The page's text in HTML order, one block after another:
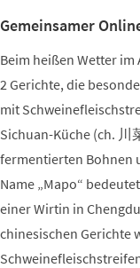
Gemeinsamer
Beim heißen Wetter
2 Gerichte, die
mit
Sichuan-Küche (ch. 川
fermentierten Bohnen
Name „Mapo“
einer Wirtin in
chinesischen Gerichte